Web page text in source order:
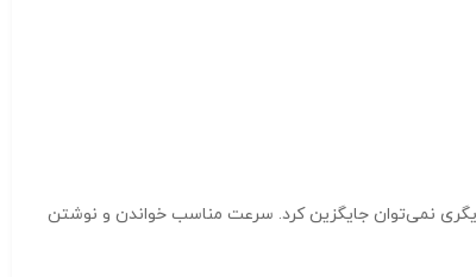
نمی‌توان جایگزین کرد. سرعت مناسب خواندن و نوشتن